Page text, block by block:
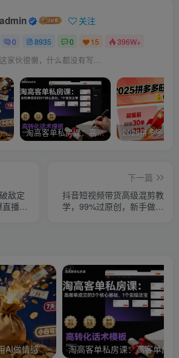
admin 关注
0 8935 0 15 396W+
这家伙很懒，什么都没有写...
公众号冷门赛道，用AI做情感漫画，7天开通流量主，操作简单，小白可玩 淘高客单私房课：高客单成交的3个核心基础，1个实操法宝
敌定
播间
下一篇
抖音短视频带货高级混剪教
学，99%过原创，新手做二
公众号冷门赛道，用AI做情感漫画，7天开通流量主，操作简单，小白可玩